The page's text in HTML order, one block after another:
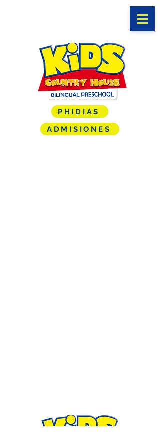
ADMISIONES
PHIDIAS